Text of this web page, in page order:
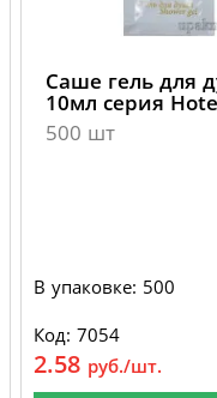
Саше гель для
10мл серия
500 шт
В упаковке: 500
Код: 7054
2.58 руб./шт.